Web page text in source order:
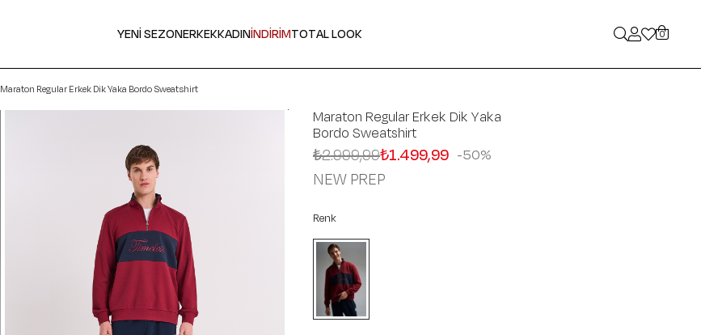
YENİ SEZONERKEKKADINİNDİRİMTOTAL LOOK 0
Maraton Regular Erkek Dik Yaka Bordo Sweatshirt
Maraton Regular Erkek Dik Yaka
Bordo Sweatshirt
50
₺2.999,99₺1.499,99
NEW PREP
Renk